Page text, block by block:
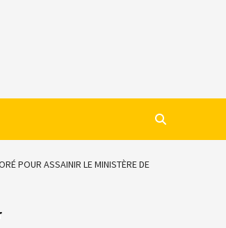
POUR ASSAINIR LE MINISTÈRE DE